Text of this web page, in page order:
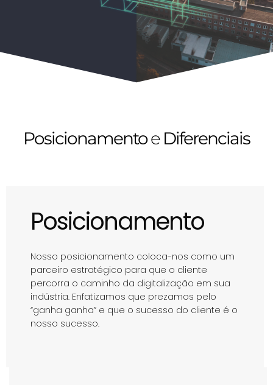
Posicionamentoe Diferenciais
Posicionamento
Nosso posicionamento coloca-nos como um
parceiro estratégico para que o cliente
percorra o caminho da digitalização em sua
indústria. Enfatizamos que prezamos pelo
“ganha ganha” e que o sucesso do cliente é o
nosso sucesso.